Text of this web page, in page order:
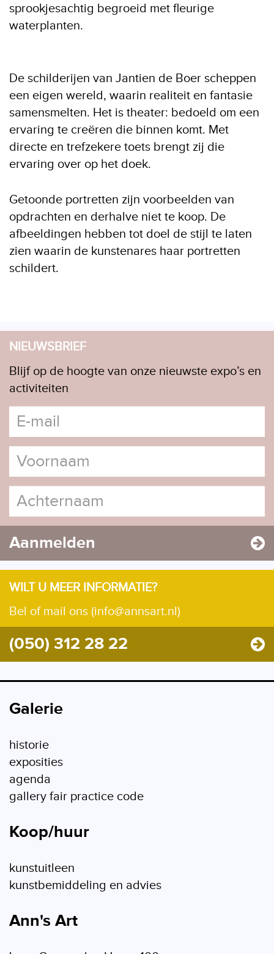
sprookjesachtig begroeid met fleurige
waterplanten.
De schilderijen van Jantien de Boer scheppen
een eigen wereld, waarin realiteit en fantasie
samensmelten. Het is theater: bedoeld om een
ervaring te creëren die binnen komt. Met
directe en trefzekere toets brengt zij die
ervaring over op het doek.
Getoonde portretten zijn voorbeelden van
opdrachten en derhalve niet te koop. De
afbeeldingen hebben tot doel de stijl te laten
zien waarin de kunstenares haar portretten
schildert.
NIEUWSBRIEF
Blijf op de hoogte van onze nieuwste expo’s en
activiteiten
Aanmelden
WILT U MEER INFORMATIE?
Bel of mail ons (info@annsart.nl)
(050) 312 28 22
Galerie
historie
exposities
agenda
gallery fair practice code
Koop/huur
kunstuitleen
kunstbemiddeling en advies
Ann's Art